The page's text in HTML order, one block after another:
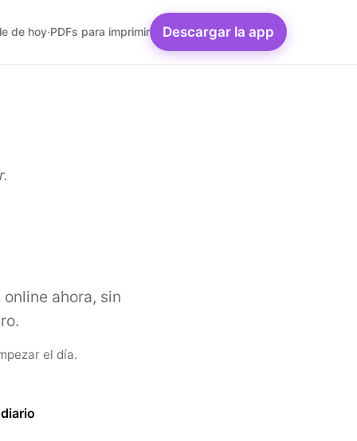
de hoy·PDFs para imprimir Descargar la app
ahora, sin
el día.